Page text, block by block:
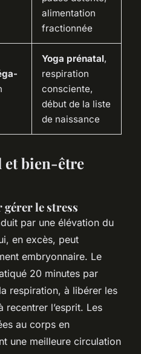
alimentation
fractionnée
Yoga prénatal,
respiration
consciente,
début de la liste
de naissance
et bien-être
gérer le stress
par une élévation du
en excès, peut
embryonnaire. Le
20 minutes par
respiration, à libérer les
recentrer l’esprit. Les
au corps en
une meilleure circulation